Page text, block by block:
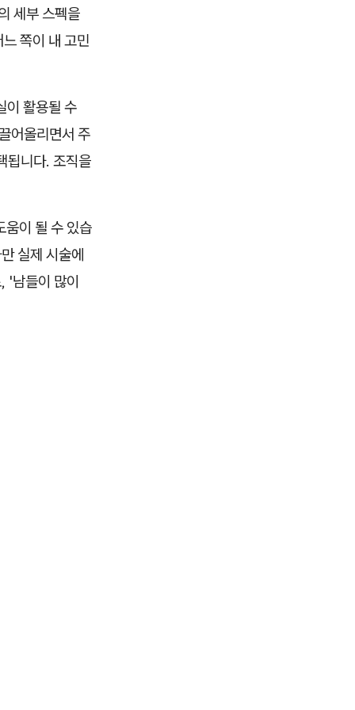
세부 스펙을
쪽이 내 고민
이 활용될 수
어올리면서 주
됩니다. 조직을
움이 될 수 있습
실제 시술에
'남들이 많이